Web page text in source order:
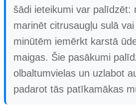
šādi ieteikumi var palīdzēt:
marinēt citrusaugļu sulā
minūtēm iemērkt karstā
maigas. Šie pasākumi
olbaltumvielas un uzlabot
padarot tās patīkamākas